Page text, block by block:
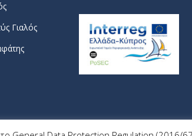
Γιαλός